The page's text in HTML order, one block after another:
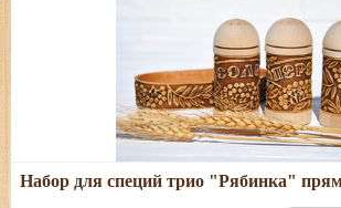
Подробнее
Размеры: длина - 15,5 см; ширина - 5,5
Набор для специй трио "Рябинка"